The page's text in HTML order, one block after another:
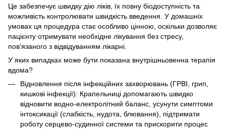
Це забезпечує швидку дію ліків, їх повну біодоступність та
можливість контролювати швидкість введення. У домашніх
умовах ця процедура стає особливо цінною, оскільки дозволяє
пацієнту отримувати необхідне лікування без стресу,
пов'язаного з відвідуванням лікарні.
У яких випадках може бути показана внутрішньовенна терапія
вдома?
Відновлення після інфекційних захворювань (ГРВІ, грип,
кишкові інфекції): Крапельниці допомагають швидко
відновити водно-електролітний баланс, усунути симптоми
інтоксикації (слабкість, нудота, блювання), підтримати
роботу серцево-судинної системи та прискорити процес